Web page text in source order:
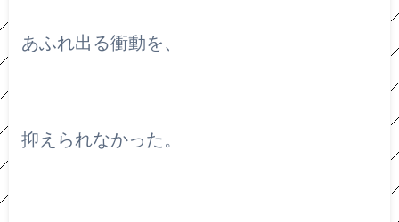
あふれ出る衝動を、
抑えられなかった。